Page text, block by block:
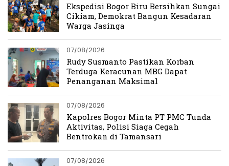
Ekspedisi Bogor Biru Bersihkan Sungai
Cikiam, Demokrat Bangun Kesadaran
Warga Jasinga
07/08/2026
Rudy Susmanto Pastikan Korban
Terduga Keracunan MBG Dapat
Penanganan Maksimal
07/08/2026
Kapolres Bogor Minta PT PMC Tunda
Aktivitas, Polisi Siaga Cegah
Bentrokan di Tamansari
07/08/2026